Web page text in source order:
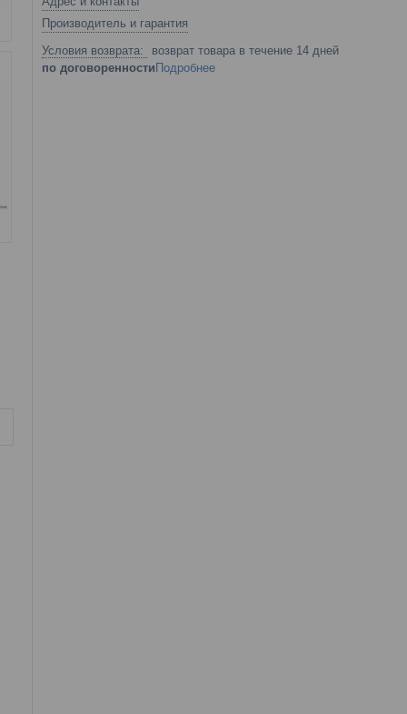
Производитель и гарантия
возврат товара в течение 14 дней
по договоренности Подробнее